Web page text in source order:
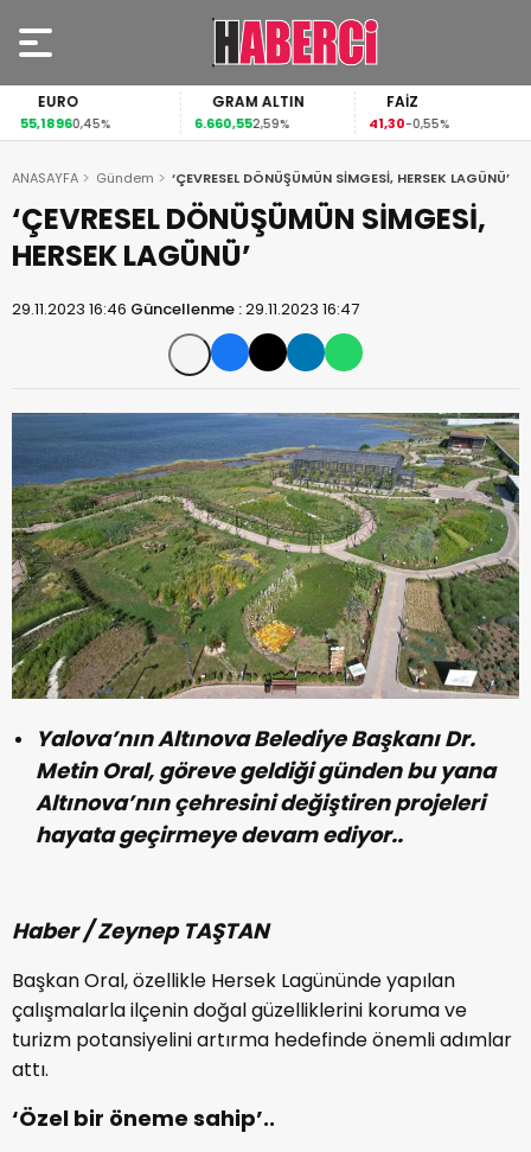
EURO
55,18960,45%
GRAM ALTIN
6.660,552,59%
FAİZ
41,30-0,55%
ANASAYFA Gündem ‘ÇEVRESEL DÖNÜŞÜMÜN SİMGESİ, HERSEK LAGÜNÜ’
‘ÇEVRESEL DÖNÜŞÜMÜN SİMGESİ,
HERSEK LAGÜNÜ’
29.11.2023 16:46 Güncellenme :29.11.2023 16:47
Yalova’nın Altınova Belediye Başkanı Dr.
Metin Oral, göreve geldiği günden bu yana
Altınova’nın çehresini değiştiren projeleri
hayata geçirmeye devam ediyor..
Haber / Zeynep TAŞTAN
Başkan Oral, özellikle Hersek Lagününde yapılan
çalışmalarla ilçenin doğal güzelliklerini koruma ve
turizm potansiyelini artırma hedefinde önemli adımlar
attı.
‘Özel bir öneme sahip’..